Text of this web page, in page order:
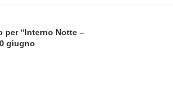
per “Interno Notte –
giugno